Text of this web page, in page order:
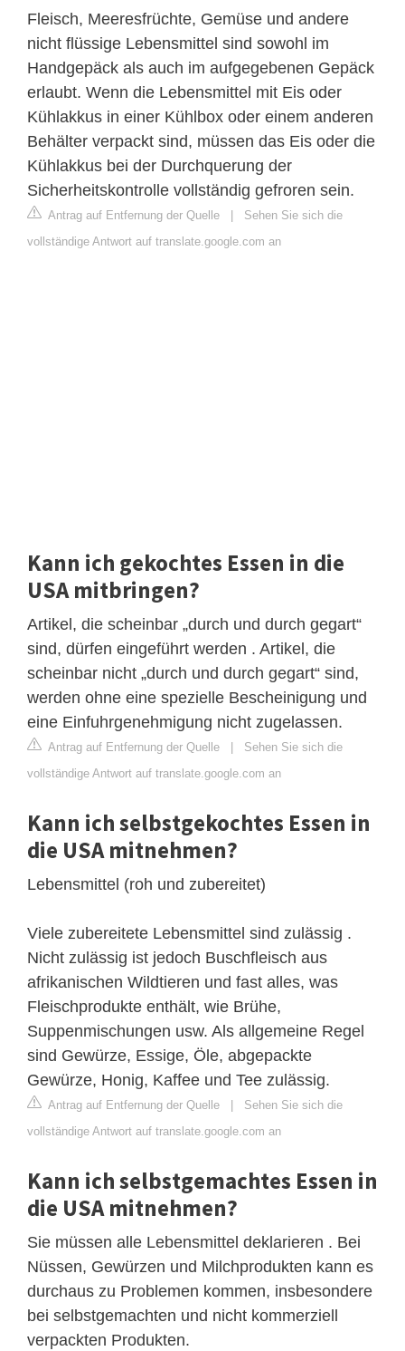
Fleisch, Meeresfrüchte, Gemüse und andere
nicht flüssige Lebensmittel sind sowohl im
Handgepäck als auch im aufgegebenen Gepäck
erlaubt. Wenn die Lebensmittel mit Eis oder
Kühlakkus in einer Kühlbox oder einem anderen
Behälter verpackt sind, müssen das Eis oder die
Kühlakkus bei der Durchquerung der
Sicherheitskontrolle vollständig gefroren sein.
Antrag auf Entfernung der Quelle | Sehen Sie sich die
vollständige Antwort auf translate.google.com an
Kann ich gekochtes Essen in die
USA mitbringen?
Artikel, die scheinbar „durch und durch gegart“
sind, dürfen eingeführt werden . Artikel, die
scheinbar nicht „durch und durch gegart“ sind,
werden ohne eine spezielle Bescheinigung und
eine Einfuhrgenehmigung nicht zugelassen.
Antrag auf Entfernung der Quelle | Sehen Sie sich die
vollständige Antwort auf translate.google.com an
Kann ich selbstgekochtes Essen in
die USA mitnehmen?
Lebensmittel (roh und zubereitet)
Viele zubereitete Lebensmittel sind zulässig .
Nicht zulässig ist jedoch Buschfleisch aus
afrikanischen Wildtieren und fast alles, was
Fleischprodukte enthält, wie Brühe,
Suppenmischungen usw. Als allgemeine Regel
sind Gewürze, Essige, Öle, abgepackte
Gewürze, Honig, Kaffee und Tee zulässig.
Antrag auf Entfernung der Quelle | Sehen Sie sich die
vollständige Antwort auf translate.google.com an
Kann ich selbstgemachtes Essen in
die USA mitnehmen?
Sie müssen alle Lebensmittel deklarieren . Bei
Nüssen, Gewürzen und Milchprodukten kann es
durchaus zu Problemen kommen, insbesondere
bei selbstgemachten und nicht kommerziell
verpackten Produkten.